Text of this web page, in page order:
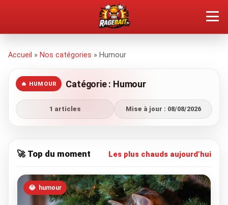
SOUMETTRE SA RAGE
ÇA FAIT RÉAGIR
Accueil » Nos catégories » Humour
🔥 HUMOUR Catégorie : Humour
1 articles Mise à jour : 08/08/2026
🚀 Top du moment Les plus chauds aujourd’hui
😂 humour